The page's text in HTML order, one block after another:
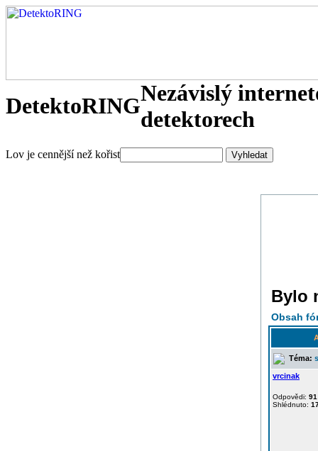
DetektoRINGNezávislý
detektorech
Lov je cennější než kořist
Bylo
Obsah
Téma:
vrcinak
Odpovědi: 91
Shlédnuto: